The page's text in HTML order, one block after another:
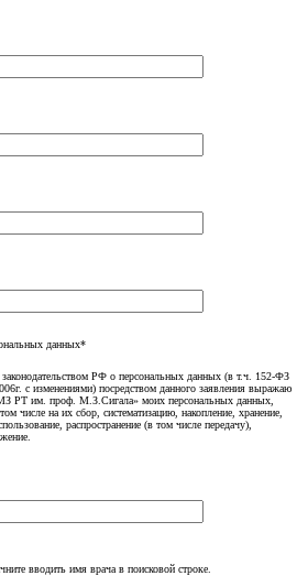
данных*
РФ о персональных данных (в т.ч. 152-ФЗ
с изменениями) посредством данного заявления выражаю
РТ им. проф. М.З.Сигала» моих персональных данных,
числе на их сбор, систематизацию, накопление, хранение,
распространение (в том числе передачу),
вводить имя врача в поисковой строке.